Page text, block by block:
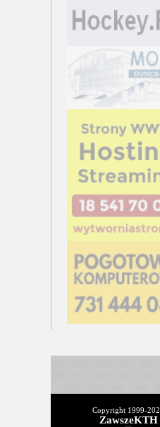
Copyright 1999-
ZawszeKTH